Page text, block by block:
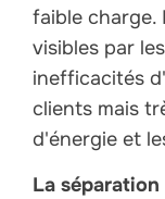
faible charge.
visibles par
inefficacités
clients mais
d'énergie et
La